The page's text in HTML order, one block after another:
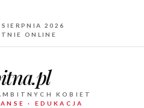
SIERPNIA 2026
ONLINE
KOBIET
· EDUKACJA